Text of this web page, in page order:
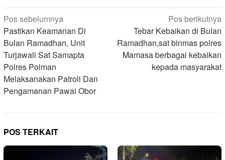
Navigasi
pos
Pos sebelumnya
Pastikan Keamanan Di
Bulan Ramadhan, Unit
Turjawali Sat Samapta
Polres Polman
Melaksanakan Patroli Dan
Pengamanan Pawai Obor
Pos berikutnya
Tebar Kebaikan di Bulan
Ramadhan,sat binmas polres
Mamasa berbagai kebaikan
kepada masyarakat
POS TERKAIT